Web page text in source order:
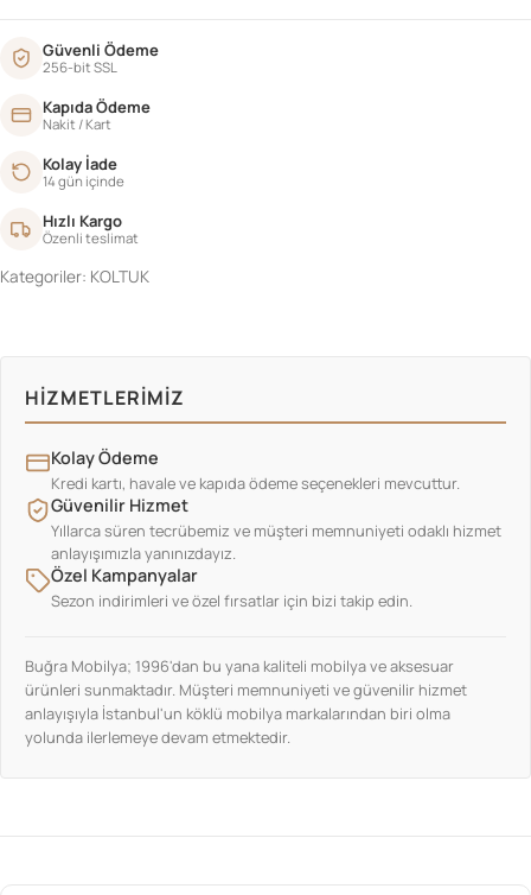
Güvenli Ödeme
256-bit SSL
Kapıda Ödeme
Nakit / Kart
Kolay İade
14 gün içinde
Hızlı Kargo
Özenli teslimat
Kategoriler: KOLTUK
HIZMETLERIMIZ
Kolay Ödeme
Kredi kartı, havale ve kapıda ödeme seçenekleri mevcuttur.
Güvenilir Hizmet
Yıllarca süren tecrübemiz ve müşteri memnuniyeti odaklı hizmet
anlayışımızla yanınızdayız.
Özel Kampanyalar
Sezon indirimleri ve özel fırsatlar için bizi takip edin.
Buğra Mobilya; 1996'dan bu yana kaliteli mobilya ve aksesuar
ürünleri sunmaktadır. Müşteri memnuniyeti ve güvenilir hizmet
anlayışıyla İstanbul'un köklü mobilya markalarından biri olma
yolunda ilerlemeye devam etmektedir.